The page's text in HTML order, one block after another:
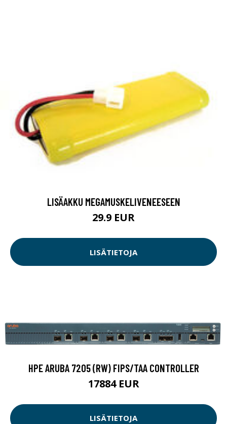
LISÄAKKU MEGAMUSKELIVENEESEEN
29.9 EUR
LISÄTIETOJA
HPE ARUBA 7205 (RW) FIPS/TAA CONTROLLER
17884 EUR
LISÄTIETOJA